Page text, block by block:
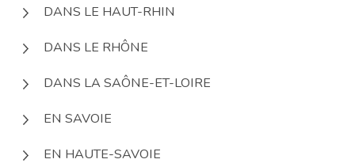
DANS LE HAUT-RHIN
DANS LE RHÔNE
DANS LA SAÔNE-ET-LOIRE
EN SAVOIE
EN HAUTE-SAVOIE